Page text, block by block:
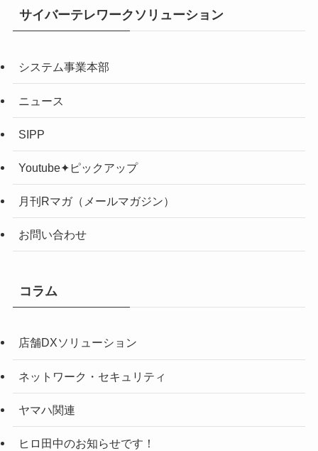
サイバーテレワークソリューション
システム事業本部
ニュース
SIPP
Youtube✦ピックアップ
月刊Rマガ（メールマガジン）
お問い合わせ
コラム
店舗DXソリューション
ネットワーク・セキュリティ
ヤマハ関連
ヒロ田中のお知らせです！